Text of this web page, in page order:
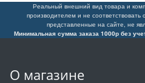
Реальный внешний вид товара и
производителем и не
представленные на сайте, не
Минимальная сумма заказа 1000р без
О магазине